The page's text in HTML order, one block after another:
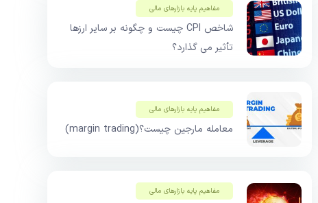
مفاهیم پایه بازار‌های مالی
شاخص CPI چیست و چگونه بر سایر ارزها
تأثیر می گذارد؟
مفاهیم پایه بازار‌های مالی
معامله مارجین چیست؟(margin trading)
مفاهیم پایه بازار‌های مالی